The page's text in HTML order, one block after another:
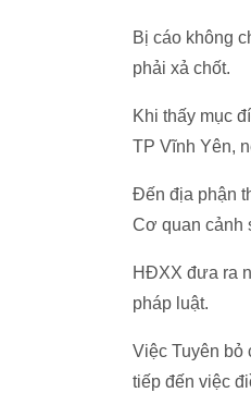
Bị cáo không
phải xả chốt.
Khi thấy mục
TP Vĩnh Yên,
Đến địa phận
Cơ quan cảnh
HĐXX đưa ra
pháp luật.
Việc Tuyên bỏ
tiếp đến việc